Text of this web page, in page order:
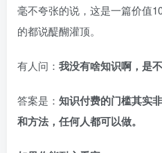
毫不夸张的说，这是一篇价值
的都说醍醐灌顶。
有人问： 我没有啥知识啊，是
答案是： 知识付费的门槛其实
和方法，任何人都可以做。